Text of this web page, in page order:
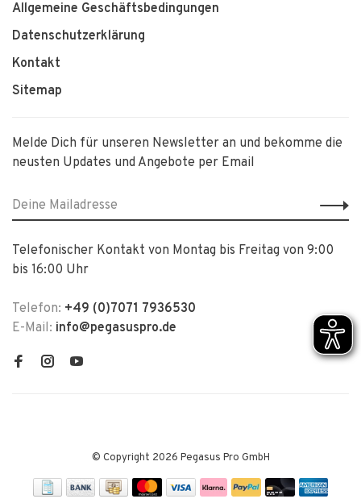
Allgemeine Geschäftsbedingungen
Datenschutzerklärung
Kontakt
Sitemap
Melde Dich für unseren Newsletter an und bekomme die
neusten Updates und Angebote per Email
Telefonischer Kontakt von Montag bis Freitag von 9:00
bis 16:00 Uhr
Telefon: +49 (0)7071 7936530
E-Mail: info@pegasuspro.de
© Copyright 2026 Pegasus Pro GmbH